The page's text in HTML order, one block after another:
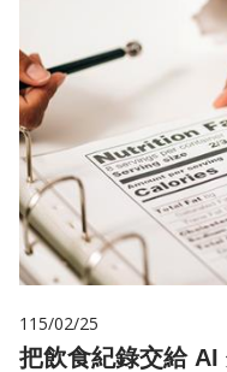
115/02/25
把飲食紀錄交給 AI